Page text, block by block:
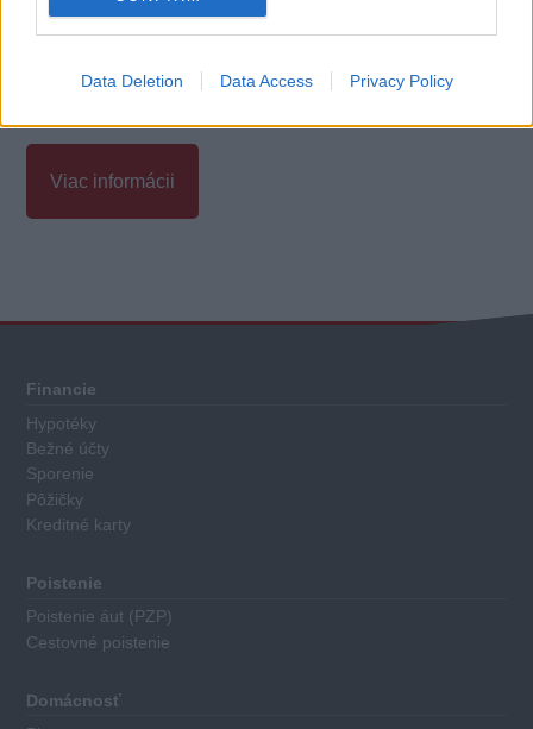
Data Deletion Data Access Privacy Policy
od dĺžky úveru, poskytnutej sumy, bonity klienta a
ďalších parametrov.
Viac informácii
hodnotenie
Každý
hypotekárny
úver
má
priradené
body
nasledovné
kritéria:
Výška
úroku
Financie
Hypotéky
Bežné účty
Sporenie
Pôžičky
Kreditné karty
Poistenie
Poistenie áut (PZP)
Cestovné poistenie
Domácnosť